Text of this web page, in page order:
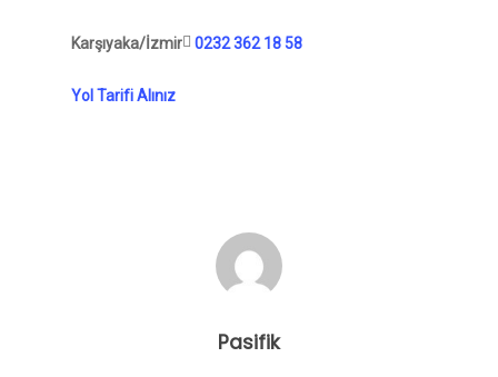
Karşıyaka/İzmir 0232 362 18 58
Yol Tarifi Alınız
Pasifik